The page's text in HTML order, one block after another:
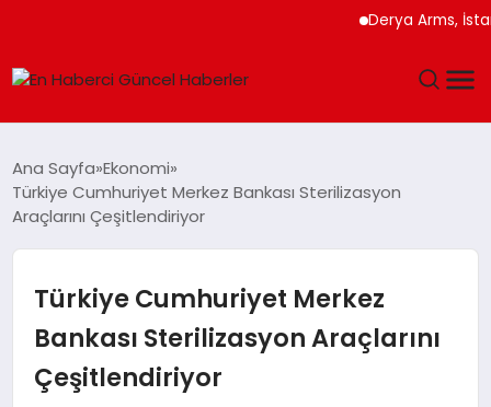
Derya Arms,
SPOR
TEKNOLOJI
MAGAZIN
Ana Sayfa Ekonomi
Türkiye Cumhuriyet Merkez Bankası Sterilizasyon
Araçlarını Çeşitlendiriyor
Türkiye Cumhuriyet Merkez
Bankası Sterilizasyon Araçlarını
Çeşitlendiriyor